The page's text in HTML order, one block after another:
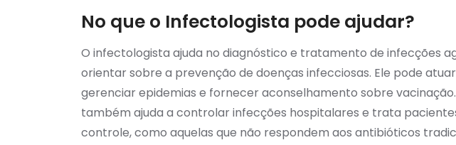
No que o Infectologista pode ajudar?
O infectologista ajuda no diagnóstico e tratamento de infecções
orientar sobre a prevenção de doenças infecciosas. Ele pode
gerenciar epidemias e fornecer aconselhamento sobre
também ajuda a controlar infecções hospitalares e trata
controle, como aquelas que não respondem aos antibióticos